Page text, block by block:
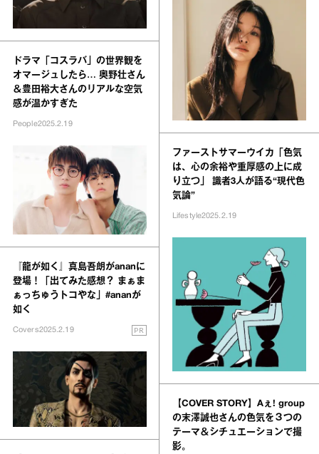
ドラマ「コスラバ」の世界観を
オマージュしたら… 奥野壮さん
＆豊田裕大さんのリアルな空気
感が温かすぎた
People2025.2.19
『龍が如く』真島吾朗がananに
登場！「出てみた感想？ まぁま
ぁっちゅうトコやな」#ananが
如く
Covers2025.2.19 PR
ファーストサマーウイカ「色気
は、心の余裕や重厚感の上に成
り立つ」 識者3人が語る“現代色
気論”
Lifestyle2025.2.19
【COVER STORY】Aぇ! group
の末澤誠也さんの色気を３つの
テーマ＆シチュエーションで撮
影。